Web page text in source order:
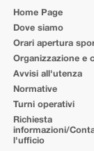
Home Page
Dove siamo
Orari apertura
Organizzazione e
Avvisi all'utenza
Normative
Turni operativi
Richiesta
informazioni/
l'ufficio